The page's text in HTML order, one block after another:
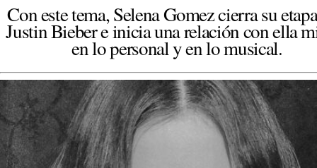
Con este tema, Selena Gomez cierra su
Justin Bieber e inicia una relación con ella
en lo personal y en lo musical.